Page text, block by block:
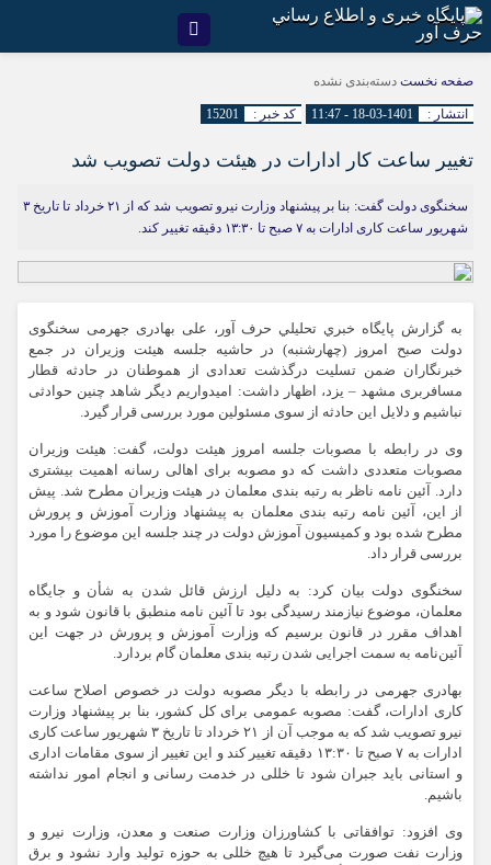
صفحه نخست دسته‌بندی نشده
انتشار : 1401-03-18 - 11:47 کد خبر : 15201
تغییر ساعت کار ادارات در هیئت دولت تصویب شد
سخنگوی دولت گفت: بنا بر پیشنهاد وزارت نیرو تصویب شد که از ۲۱ خرداد تا تاریخ ۳
شهریور ساعت کاری ادارات به ۷ صبح تا ۱۳:۳۰ دقیقه تغییر کند.
به گزارش پايگاه خبري تحليلي حرف آور، علی بهادری جهرمی سخنگوی
دولت صبح امروز (چهارشنبه) در حاشیه جلسه هیئت وزیران در جمع
خبرنگاران ضمن تسلیت درگذشت تعدادی از هموطنان در حادثه قطار
مسافربری مشهد – یزد، اظهار داشت: امیدواریم دیگر شاهد چنین حوادثی
نباشیم و دلایل این حادثه از سوی مسئولین مورد بررسی قرار گیرد.
وی در رابطه با مصوبات جلسه امروز هیئت دولت، گفت: هیئت وزیران
مصوبات متعددی داشت که دو مصوبه برای اهالی رسانه اهمیت بیشتری
دارد. آئین نامه ناظر به رتبه بندی معلمان در هیئت وزیران مطرح شد. پیش
از این، آئین نامه رتبه بندی معلمان به پیشنهاد وزارت آموزش و پرورش
مطرح شده بود و کمیسیون آموزش دولت در چند جلسه این موضوع را مورد
بررسی قرار داد.
سخنگوی دولت بیان کرد: به دلیل ارزش قائل شدن به شأن و جایگاه
معلمان، موضوع نیازمند رسیدگی بود تا آئین نامه منطبق با قانون شود و به
اهداف مقرر در قانون برسیم که وزارت آموزش و پرورش در جهت این
آئین‌نامه به سمت اجرایی شدن رتبه بندی معلمان گام بردارد.
بهادری جهرمی در رابطه با دیگر مصوبه دولت در خصوص اصلاح ساعت
کاری ادارات، گفت: مصوبه عمومی برای کل کشور، بنا بر پیشنهاد وزارت
نیرو تصویب شد که به موجب آن از ۲۱ خرداد تا تاریخ ۳ شهریور ساعت کاری
ادارات به ۷ صبح تا ۱۳:۳۰ دقیقه تغییر کند و این تغییر از سوی مقامات اداری
و استانی باید جبران شود تا خللی در خدمت رسانی و انجام امور نداشته
باشیم.
وی افزود: توافقاتی با کشاورزان وزارت صنعت و معدن، وزارت نیرو و
وزارت نفت صورت می‌گیرد تا هیچ خللی به حوزه تولید وارد نشود و برق